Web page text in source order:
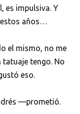
es impulsiva. Y
estos años…
el mismo, no me
tatuaje tengo. No
eso.
—prometió.